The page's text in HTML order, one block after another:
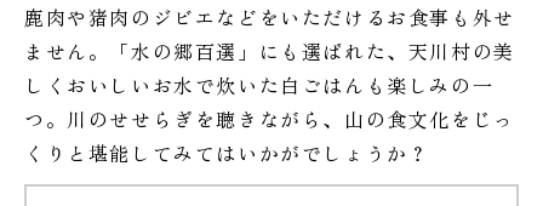
鹿肉や猪肉のジビエなどをいただけるお食事も外せ
ません。「水の郷百選」にも選ばれた、天川村の美
しくおいしいお水で炊いた白ごはんも楽しみの一
つ。川のせせらぎを聴きながら、山の食文化をじっ
くりと堪能してみてはいかがでしょうか？